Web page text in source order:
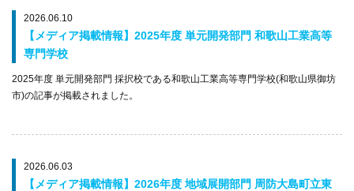
2026.06.10
【メディア掲載情報】2025年度 単元開発部門 和歌山工業高等
専門学校
2025年度 単元開発部門 採択校である和歌山工業高等専門学校(和歌山県御坊
市)の記事が掲載されました。
2026.06.03
【メディア掲載情報】2026年度 地域展開部門 周防大島町立東